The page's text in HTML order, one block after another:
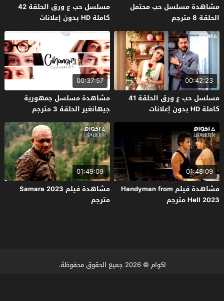
مشاهدة مسلسل حب محتمل
الحلقة 8 مترجم
مسلسل حب ع ورق الحلقة 42
كاملة HD بدون إعلانات
00:42:23
مسلسل حب ع ورق الحلقة 41
كاملة HD بدون إعلانات
00:37:57
مشاهدة مسلسل جمهورية
جيهانغير الحلقة 3 مترجم
01:48:09
مشاهدة فيلم Handyman from
Hell 2023 مترجم
01:49:09
مشاهدة فيلم Samara 2023
مترجم
اكوام © 2026 جميع الحقوق محفوظة.